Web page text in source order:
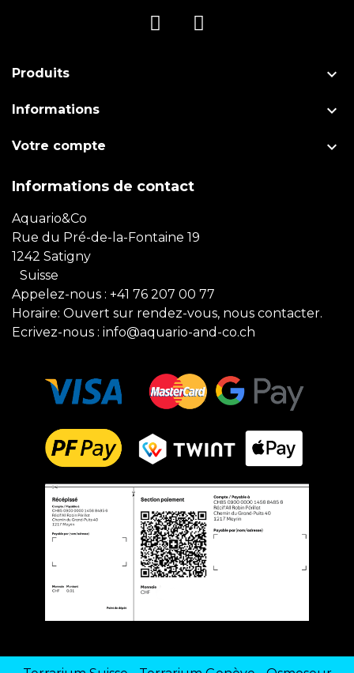
Produits 
Informations 
Votre compte 
Informations de contact
Aquario&Co
Rue du Pré-de-la-Fontaine 19
1242 Satigny
Suisse
Appelez-nous : +41 76 207 00 77
Horaire: Ouvert sur rendez-vous, nous contacter.
Ecrivez-nous : info@aquario-and-co.ch